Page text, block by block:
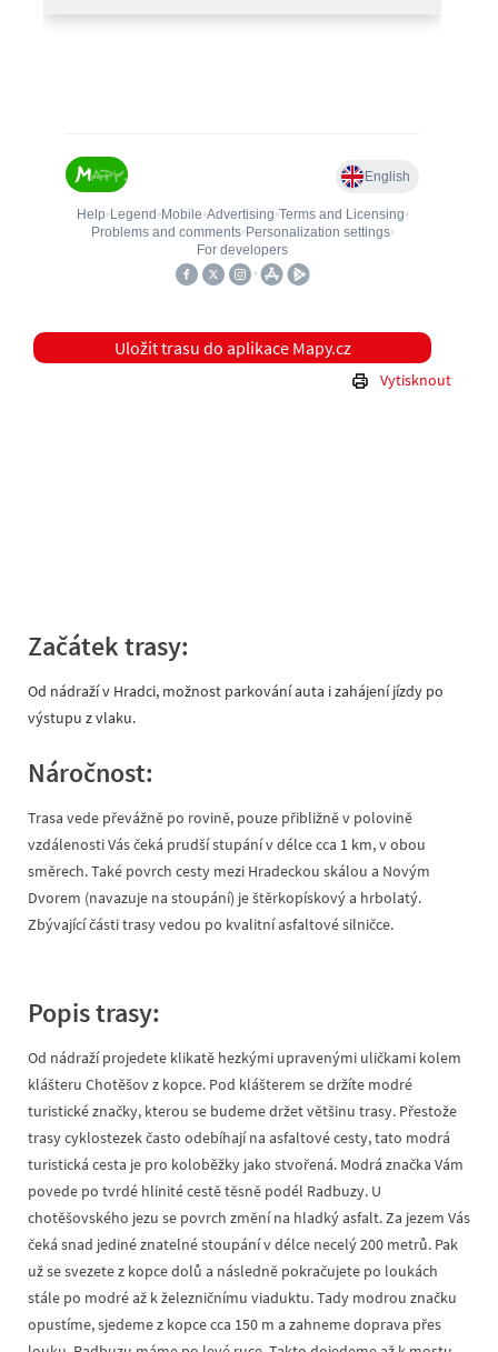
Vytisknout
Uložit trasu do aplikace Mapy.cz
Začátek trasy:
Od nádraží v Hradci, možnost parkování auta i zahájení jízdy po
výstupu z vlaku.
Náročnost:
Trasa vede převážně po rovině, pouze přibližně v polovině
vzdálenosti Vás čeká prudší stupání v délce cca 1 km, v obou
směrech. Také povrch cesty mezi Hradeckou skálou a Novým
Dvorem (navazuje na stoupání) je štěrkopískový a hrbolatý.
Zbývající části trasy vedou po kvalitní asfaltové silničce.
Popis trasy:
Od nádraží projedete klikatě hezkými upravenými uličkami kolem
klášteru Chotěšov z kopce. Pod klášterem se držíte modré
turistické značky, kterou se budeme držet většinu trasy. Přestože
trasy cyklostezek často odebíhají na asfaltové cesty, tato modrá
turistická cesta je pro koloběžky jako stvořená. Modrá značka Vám
povede po tvrdé hlinité cestě těsně podél Radbuzy. U
chotěšovského jezu se povrch změní na hladký asfalt. Za jezem Vás
čeká snad jediné znatelné stoupání v délce necelý 200 metrů. Pak
už se svezete z kopce dolů a následně pokračujete po loukách
stále po modré až k železničnímu viaduktu. Tady modrou značku
opustíme, sjedeme z kopce cca 150 m a zahneme doprava přes